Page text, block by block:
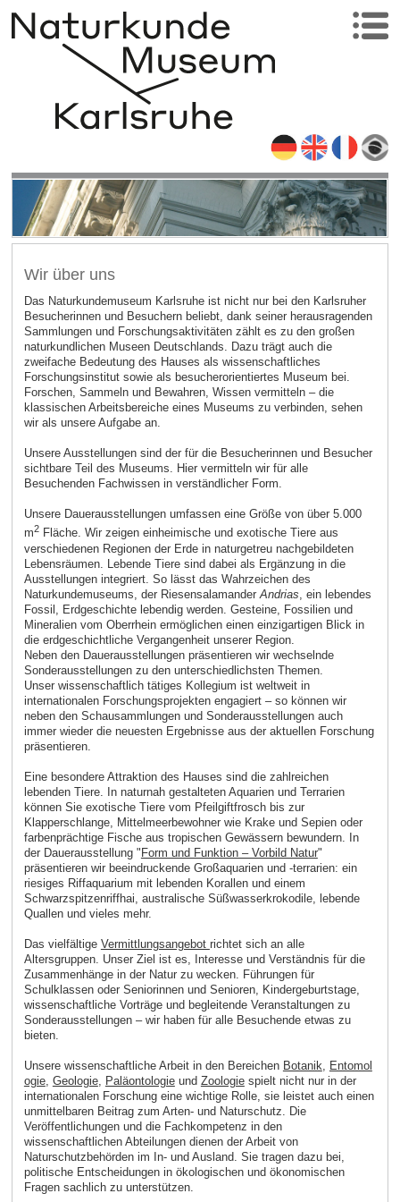
Wir über uns
Das Naturkundemuseum Karlsruhe ist nicht nur bei den Karlsruher
Besucherinnen und Besuchern beliebt, dank seiner herausragenden
Sammlungen und Forschungsaktivitäten zählt es zu den großen
naturkundlichen Museen Deutschlands. Dazu trägt auch die
zweifache Bedeutung des Hauses als wissenschaftliches
Forschungsinstitut sowie als besucherorientiertes Museum bei.
Forschen, Sammeln und Bewahren, Wissen vermitteln – die
klassischen Arbeitsbereiche eines Museums zu verbinden, sehen
wir als unsere Aufgabe an.
Unsere Ausstellungen sind der für die Besucherinnen und Besucher
sichtbare Teil des Museums. Hier vermitteln wir für alle
Besuchenden Fachwissen in verständlicher Form.
Unsere Dauerausstellungen umfassen eine Größe von über 5.000
m2Fläche. Wir zeigen einheimische und exotische Tiere aus
verschiedenen Regionen der Erde in naturgetreu nachgebildeten
Lebensräumen. Lebende Tiere sind dabei als Ergänzung in die
Ausstellungen integriert. So lässt das Wahrzeichen des
Naturkundemuseums, der Riesensalamander Andrias , ein lebendes
Fossil, Erdgeschichte lebendig werden. Gesteine, Fossilien und
Mineralien vom Oberrhein ermöglichen einen einzigartigen Blick in
die erdgeschichtliche Vergangenheit unserer Region.
Neben den Dauerausstellungen präsentieren wir wechselnde
Sonderausstellungen zu den unterschiedlichsten Themen.
Unser wissenschaftlich tätiges Kollegium ist weltweit in
internationalen Forschungsprojekten engagiert – so können wir
neben den Schausammlungen und Sonderausstellungen auch
immer wieder die neuesten Ergebnisse aus der aktuellen Forschung
präsentieren.
Eine besondere Attraktion des Hauses sind die zahlreichen
lebenden Tiere. In naturnah gestalteten Aquarien und Terrarien
können Sie exotische Tiere vom Pfeilgiftfrosch bis zur
Klapperschlange, Mittelmeerbewohner wie Krake und Sepien oder
farbenprächtige Fische aus tropischen Gewässern bewundern. In
der Dauerausstellung "Form und Funktion – Vorbild Natur"
präsentieren wir beeindruckende Großaquarien und -terrarien: ein
riesiges Riffaquarium mit lebenden Korallen und einem
Schwarzspitzenriffhai, australische Süßwasserkrokodile, lebende
Quallen und vieles mehr.
Das vielfältige Vermittlungsangebot richtet sich an alle
Altersgruppen. Unser Ziel ist es, Interesse und Verständnis für die
Zusammenhänge in der Natur zu wecken. Führungen für
Schulklassen oder Seniorinnen und Senioren, Kindergeburtstage,
wissenschaftliche Vorträge und begleitende Veranstaltungen zu
Sonderausstellungen – wir haben für alle Besuchende etwas zu
bieten.
Unsere wissenschaftliche Arbeit in den Bereichen Botanik
Entomol
ogie, Geologie, Paläontologieund Zoologiespielt nicht nur in der
internationalen Forschung eine wichtige Rolle, sie leistet auch einen
unmittelbaren Beitrag zum Arten- und Naturschutz. Die
Veröffentlichungen und die Fachkompetenz in den
wissenschaftlichen Abteilungen dienen der Arbeit von
Naturschutzbehörden im In- und Ausland. Sie tragen dazu bei,
politische Entscheidungen in ökologischen und ökonomischen
Fragen sachlich zu unterstützen.